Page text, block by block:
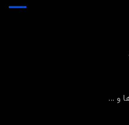
و …